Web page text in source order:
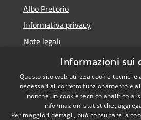
Albo Pretorio
Informativa privacy
Note legali
Dichiarazione di accessibilità
Informazioni sui
Questo sito web utilizza cookie tecnici
necessari al corretto funzionamento e
nonché un cookie tecnico analitico al
informazioni statistiche,
Per maggiori dettagli, può consultare la